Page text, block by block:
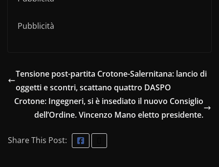
Pubblicità
Tensione post-partita Crotone-Salernitana: lancio di
oggetti e scontri, scattano quattro DASPO
Crotone: Ingegneri, si è insediato il nuovo Consiglio
dell’Ordine. Vincenzo Mano eletto presidente.
Share This Post: